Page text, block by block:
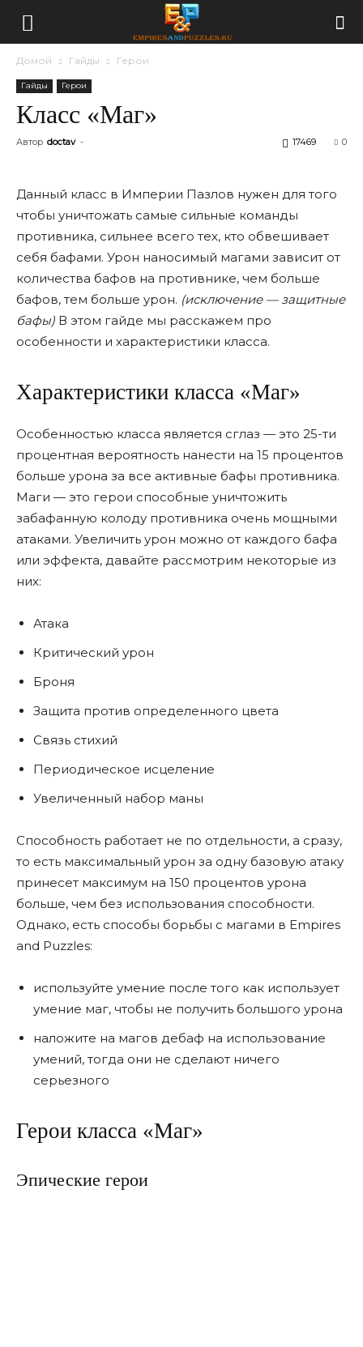
Домой Гайды Герои
Гайды Герои
Класс «Маг»
Автор doctav - 0
17469
Данный класс в Империи Пазлов нужен для того
чтобы уничтожать самые сильные команды
противника, сильнее всего тех, кто обвешивает
себя бафами. Урон наносимый магами зависит от
количества бафов на противнике, чем больше
бафов, тем больше урон. (исключение — защитные
бафы) В этом гайде мы расскажем про
особенности и характеристики класса.
Характеристики класса «Маг»
Особенностью класса является сглаз — это 25-ти
процентная вероятность нанести на 15 процентов
больше урона за все активные бафы противника.
Маги — это герои способные уничтожить
забафанную колоду противника очень мощными
атаками. Увеличить урон можно от каждого бафа
или эффекта, давайте рассмотрим некоторые из
них:
Атака
Критический урон
Броня
Защита против определенного цвета
Связь стихий
Периодическое исцеление
Увеличенный набор маны
Способность работает не по отдельности, а сразу,
то есть максимальный урон за одну базовую атаку
принесет максимум на 150 процентов урона
больше, чем без использования способности.
Однако, есть способы борьбы с магами в Empires
and Puzzles:
используйте умение после того как использует
умение маг, чтобы не получить большого урона
наложите на магов дебаф на использование
умений, тогда они не сделают ничего
серьезного
Герои класса «Маг»
Эпические герои